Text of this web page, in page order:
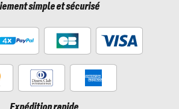
simple et sécurisé